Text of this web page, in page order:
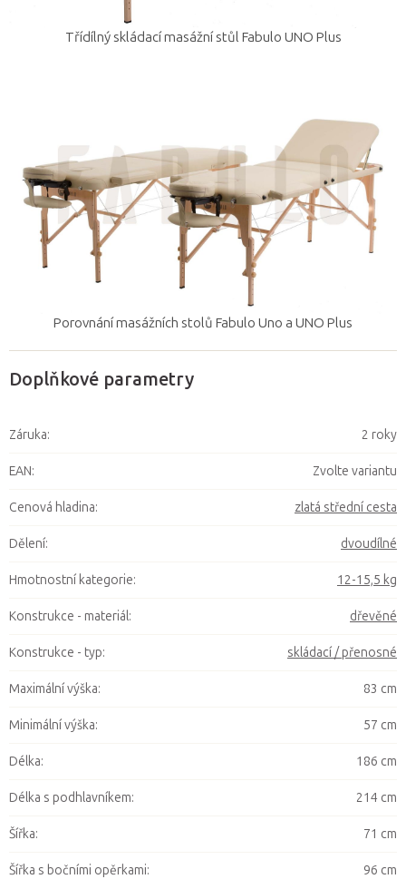
Třídílný skládací masážní stůl Fabulo UNO Plus
Porovnání masážních stolů Fabulo Uno a UNO Plus
Doplňkové parametry
Záruka: 2 roky
EAN: Zvolte variantu
Cenová hladina: zlatá střední cesta
Dělení: dvoudílné
Hmotnostní kategorie: 12-15,5 kg
Konstrukce - materiál: dřevěné
Konstrukce - typ: skládací / přenosné
Maximální výška: 83 cm
Minimální výška: 57 cm
Délka: 186 cm
Délka s podhlavníkem: 214 cm
Šířka: 71 cm
Šířka s bočními opěrkami: 96 cm